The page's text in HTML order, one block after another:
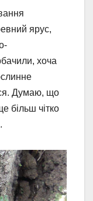
ярус,
хоча
Думаю, що
більш чітко